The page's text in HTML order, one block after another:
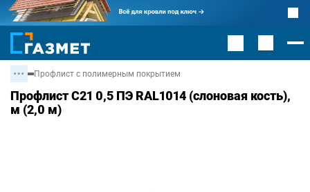
Профлист с полимерным покрытием
Профлист С21 0,5 ПЭ RAL1014 (слоновая кость),
м (2,0 м)